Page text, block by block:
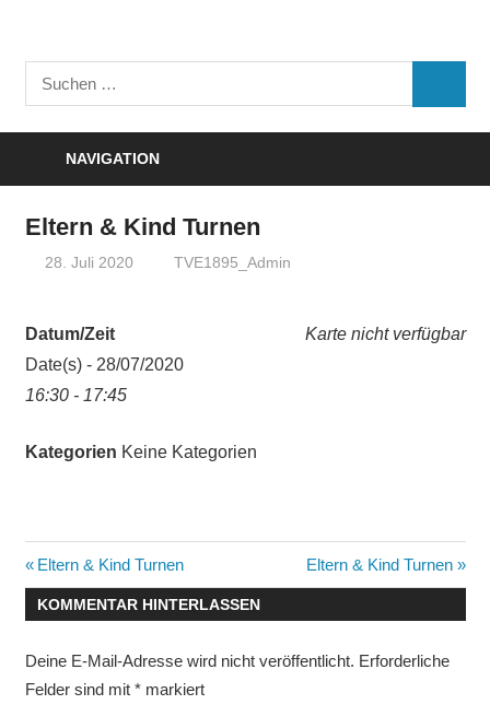
Turnverein
"Frisch
Suchen
nach:
NAVIGATION
Eltern & Kind Turnen
28. Juli 2020 TVE1895_Admin
Karte nicht verfügbar
Datum/Zeit
Date(s) - 28/07/2020
16:30 - 17:45
Kategorien Keine Kategorien
Beitragsnavigation
Vorheriger
Beitrag:
Eltern & Kind Turnen
Nächster
Beitrag:
Eltern & Kind Turnen
KOMMENTAR HINTERLASSEN
Deine E-Mail-Adresse wird nicht veröffentlicht. Erforderliche
Felder sind mit *markiert